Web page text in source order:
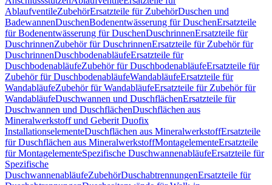
AblaufventileZubehörErsatzteile für ZubehörDuschen und
BadewannenDuschenBodenentwässerung für DuschenErsatzteile
für Bodenentwässerung für DuschenDuschrinnenErsatzteile für
DuschrinnenZubehör für DuschrinnenErsatzteile für Zubehör für
DuschrinnenDuschbodenabläufeErsatzteile für
DuschbodenabläufeZubehör für DuschbodenabläufeErsatzteile für
Zubehör für DuschbodenabläufeWandabläufeErsatzteile für
WandabläufeZubehör für WandabläufeErsatzteile für Zubehör für
WandabläufeDuschwannen und DuschflächenErsatzteile für
Duschwannen und DuschflächenDuschflächen aus
Mineralwerkstoff und Geberit Duofix
InstallationselementeDuschflächen aus MineralwerkstoffErsatzteile
für Duschflächen aus MineralwerkstoffMontagelementeErsatzteile
für MontagelementeSpezifische DuschwannenabläufeErsatzteile für
Spezifische
DuschwannenabläufeZubehörDuschabtrennungenErsatzteile für